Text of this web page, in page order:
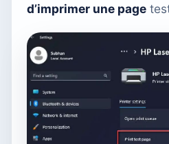
d’imprimer une page